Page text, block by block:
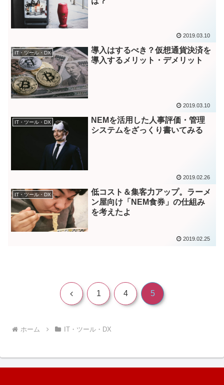
2019.03.10
IT・ツール・DX
導入はするべき？仮想通貨決済を
導入するメリット・デメリット
2019.03.10
IT・ツール・DX
NEMを活用した人事評価・管理
システムをざっくり書いてみる
2019.02.26
IT・ツール・DX
低コスト＆集客力アップ。ラーメ
ン屋向け「NEM食券」の仕組み
を考えたよ
2019.02.25
前 1 4 5
ホーム IT・ツール・DX